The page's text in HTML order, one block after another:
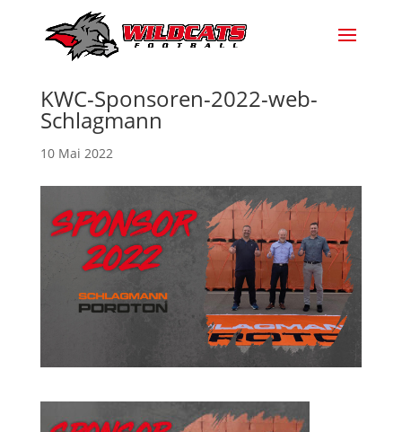
KWC-Sponsoren-2022-web-
Schlagmann
10 Mai 2022